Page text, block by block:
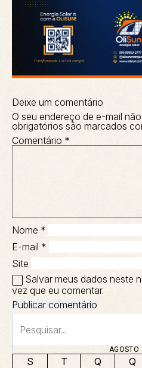
Deixe um comentário
O seu endereço de e-mail
obrigatórios são marcados
Comentário *
Nome *
E-mail *
Site
Salvar meus dados neste
vez que eu comentar.
AGOSTO
S T Q Q